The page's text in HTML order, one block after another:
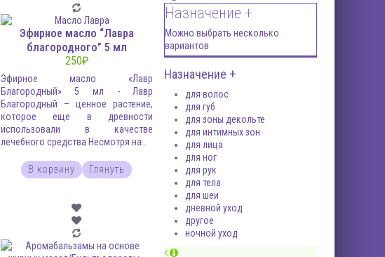
Эфирное масло “Лавра
благородного” 5 мл
250₽
Эфирное масло «Лавр
Благородный» 5 мл - Лавр
Благородный – ценное растение,
которое еще в древности
использовали в качестве
лечебного средства Несмотря на...
В корзину Глянуть
Назначение +
Можно выбрать несколько
вариантов
Назначение +
для волос
для губ
для зоны декольте
для интимных зон
для лица
для ног
для рук
для тела
для шеи
дневной уход
другое
ночной уход